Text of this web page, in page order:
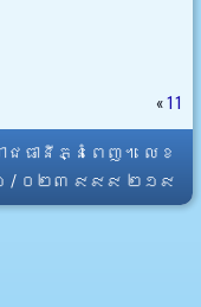
«11
ធានីភ្នំពេញ។ លេខ
/ ០២៣ ៩៩៩ ២១៩